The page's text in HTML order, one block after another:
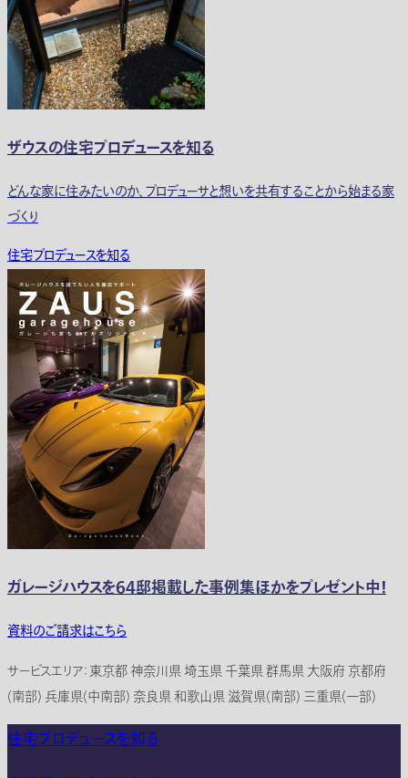
ザウスの住宅プロデュースを知る
どんな家に住みたいのか、プロデューサと想いを共有することから始まる家
づくり
住宅プロデュースを知る
ガレージハウスを64邸掲載した事例集ほかをプレゼント中！
資料のご請求はこちら
サービスエリア：東京都 神奈川県 埼玉県 千葉県 群馬県 大阪府 京都府
(南部) 兵庫県(中南部) 奈良県 和歌山県 滋賀県(南部) 三重県(一部)
住宅プロデュースを知る